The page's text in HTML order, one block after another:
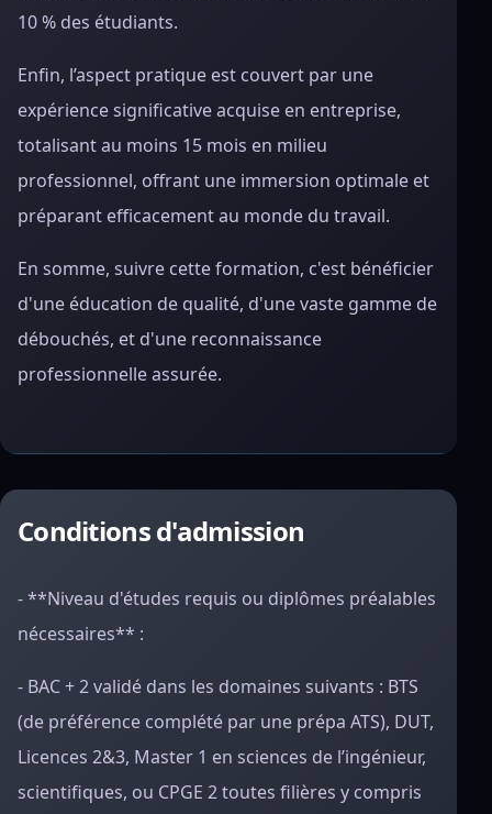
10 % des étudiants.
Enfin, l’aspect pratique est couvert par une
expérience significative acquise en entreprise,
totalisant au moins 15 mois en milieu
professionnel, offrant une immersion optimale et
préparant efficacement au monde du travail.
En somme, suivre cette formation, c'est bénéficier
d'une éducation de qualité, d'une vaste gamme de
débouchés, et d'une reconnaissance
professionnelle assurée.
Conditions d'admission
- **Niveau d'études requis ou diplômes préalables
nécessaires** :
- BAC + 2 validé dans les domaines suivants : BTS
(de préférence complété par une prépa ATS), DUT,
Licences 2&3, Master 1 en sciences de l’ingénieur,
scientifiques, ou CPGE 2 toutes filières y compris